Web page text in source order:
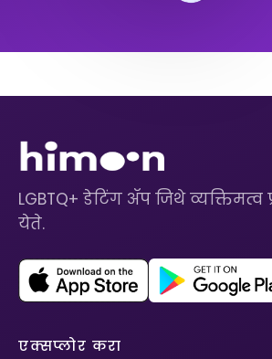
LGBTQ+ डेटिंग ॲप जिथे व्यक्तिमत्व
येते.
एक्सप्लोर करा